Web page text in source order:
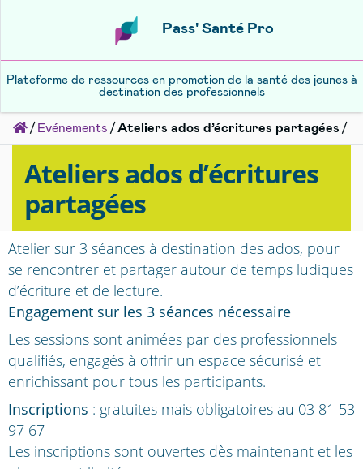
Pass' Santé Pro
Plateforme de ressources en promotion de la santé des jeunes à
destination des professionnels
Accueil
Evénements Ateliers ados d’écritures partagées
Ateliers ados d’écritures
partagées
Atelier sur 3 séances à destination des ados, pour
se rencontrer et partager autour de temps ludiques
d’écriture et de lecture.
Engagement sur les 3 séances nécessaire
Les sessions sont animées par des professionnels
qualifiés, engagés à offrir un espace sécurisé et
enrichissant pour tous les participants.
Inscriptions : gratuites mais obligatoires au 03 81 53
97 67
Les inscriptions sont ouvertes dès maintenant et les